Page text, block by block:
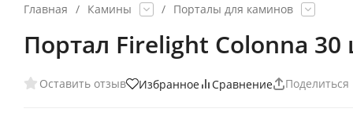
Главная / Камины / Порталы для каминов
Портал Firelight Colonna
Оставить отзыв Избранное Сравнение Поделиться